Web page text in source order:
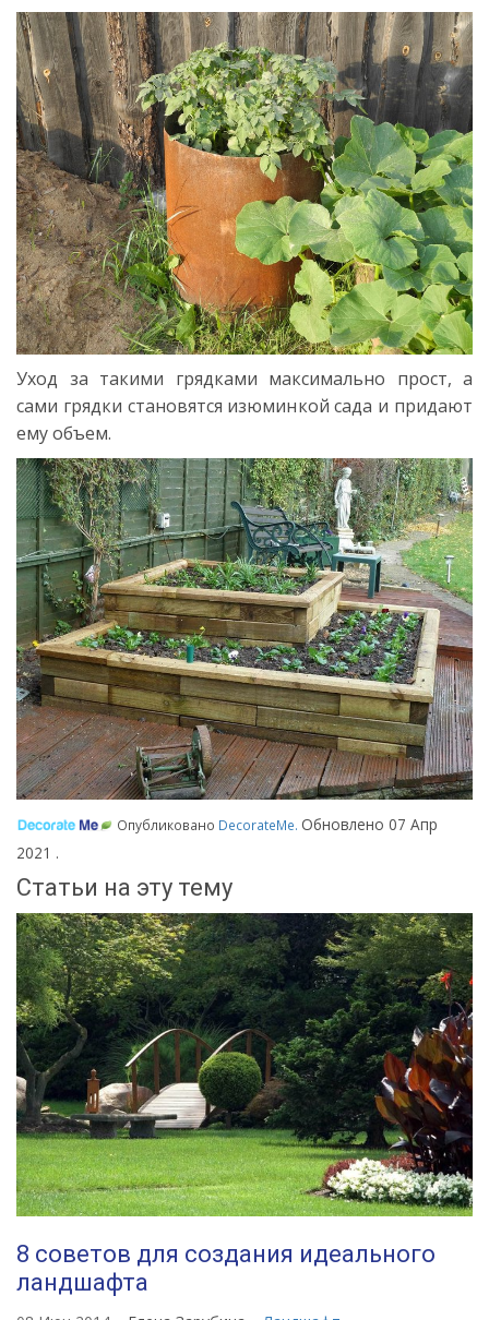
Уход за такими грядками максимально прост, а
сами грядки становятся изюминкой сада и придают
ему объем.
Опубликовано DecorateMe. Обновлено 07 Апр
2021 .
Статьи на эту тему
8 советов для создания идеального
ландшафта